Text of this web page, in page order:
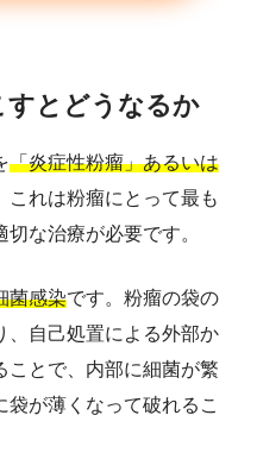
すとどうなるか
「炎症性粉瘤」あるいは
これは粉瘤にとって最も
な治療が必要です。
菌感染です。粉瘤の袋の
、自己処置による外部か
ことで、内部に細菌が繁
が薄くなって破れるこ